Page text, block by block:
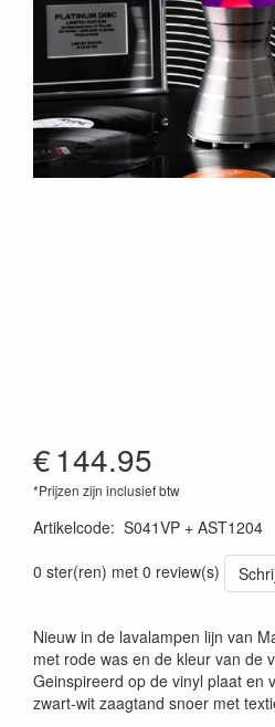
€144.95
*Prijzen zijn inclusief btw
Artikelcode: S041VP + AST1204
0 ster(ren) met 0 review(s)
Nieuw in de lavalampen lijn van
met rode was en de kleur van de
Geinspireerd op de vinyl plaat en
zwart-wit zaagtand snoer met